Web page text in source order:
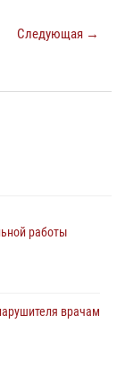
Следующая →
работы
врачам